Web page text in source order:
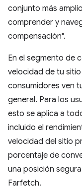
conjunto más
comprender y
compensación".
En el segmento de
velocidad de tu
consumidores ven
general. Para los
esto se aplica a
incluido el
velocidad del sitio
porcentaje de
una posición
Farfetch.